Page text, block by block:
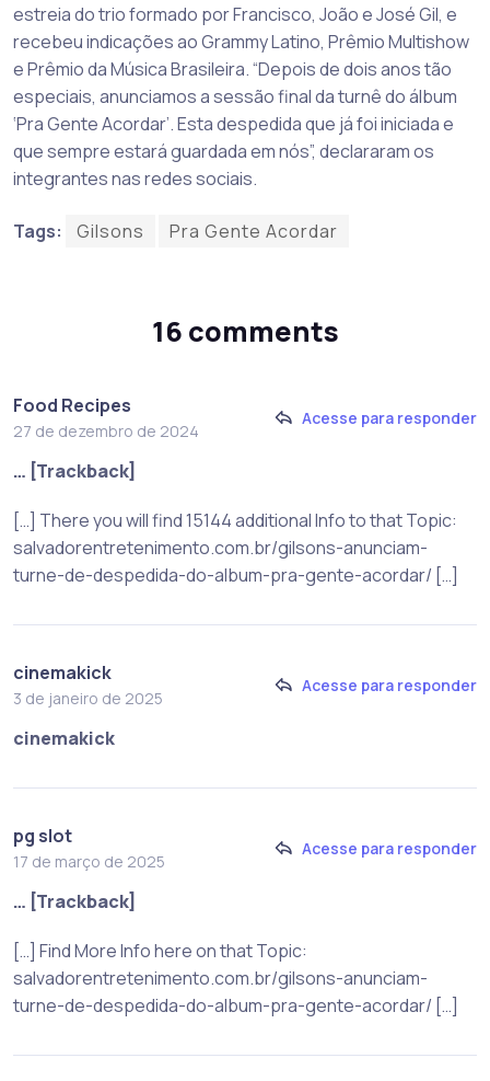
estreia do trio formado por Francisco, João e José Gil, e
recebeu indicações ao Grammy Latino, Prêmio Multishow
e Prêmio da Música Brasileira. “Depois de dois anos tão
especiais, anunciamos a sessão final da turnê do álbum
‘Pra Gente Acordar’. Esta despedida que já foi iniciada e
que sempre estará guardada em nós”, declararam os
integrantes nas redes sociais.
Tags: Gilsons Pra Gente Acordar
16 comments
Food Recipes
27 de dezembro de 2024
Acesse para responder
… [Trackback]
[…] There you will find 15144 additional Info to that Topic:
salvadorentretenimento.com.br/gilsons-anunciam-
turne-de-despedida-do-album-pra-gente-acordar/ […]
cinemakick
3 de janeiro de 2025
Acesse para responder
cinemakick
pg slot
17 de março de 2025
Acesse para responder
… [Trackback]
[…] Find More Info here on that Topic:
salvadorentretenimento.com.br/gilsons-anunciam-
turne-de-despedida-do-album-pra-gente-acordar/ […]